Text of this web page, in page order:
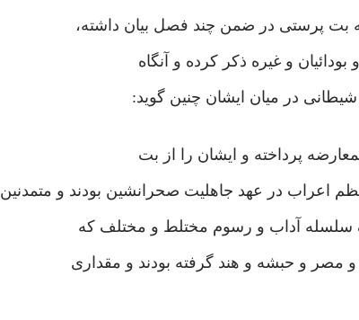
بت پرستی در ضمن چند فصل بیان داشته،
و غیره ذکر کرده و آنگاه
در میان ایشان چنین گوید:
پرداخته و ایشان را از بت
اعراب در عهد جاهلیت صحرانشین بودند و متمدنین
یک سلسله آداب و رسوم مختلط و مختلف که
مصر و حبشه و هند گرفته بودند و مقداری